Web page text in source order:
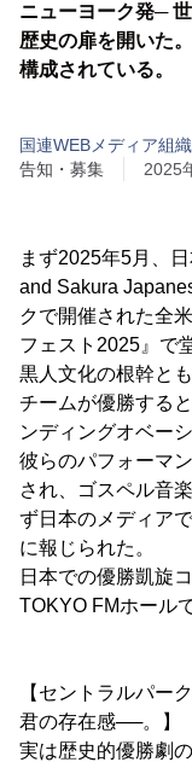
ニューヨーク発─
歴史の扉を開いた
構成されている。
国連WEBメディア組
告知・募集
2025
まず2025年5月、
and Sakura
クで開催された全
フェスト2025』で
黒人文化の根幹と
チームが優勝する
ンディングオベー
彼らのパフォーマ
され、ゴスペル音
ず日本のメディア
に報じられた。
日本での優勝凱旋
TOKYO FMホール
【セントラルパー
君の存在感──。】
実は歴史的優勝劇